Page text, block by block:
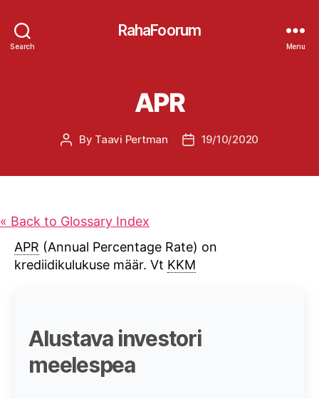
Search
RahaFoorum
Menu
APR
Post
By Taavi Pertman
Post19/10/2020
« Back to Glossary Index
APR (Annual Percentage Rate) on
krediidikulukuse määr. Vt KKM
Alustava investori
meelespea